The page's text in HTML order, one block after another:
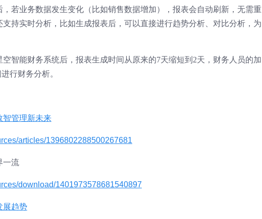
，若业务数据发生变化（比如销售数据增加），报表会自动刷新，无需重
持实时分析，比如生成报表后，可以直接进行趋势分析、对比分析，为
智能财务系统后，报表生成时间从原来的7天缩短到2天，财务人员的加
行财务分析。
智管理新未来
articles/1396802288500267681
一流
download/1401973578681540897
展趋势